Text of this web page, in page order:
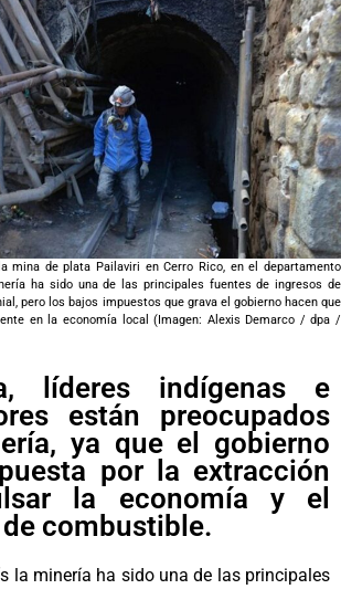
mina de plata Pailaviri en Cerro Rico, en el departamento
ha sido una de las principales fuentes de ingresos de
pero los bajos impuestos que grava el gobierno hacen que
en la economía local (Imagen: Alexis Demarco / dpa /
líderes indígenas e
están preocupados
ya que el gobierno
por la extracción
la economía y el
combustible.
la minería ha sido una de las principales